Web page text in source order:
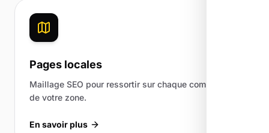
Pages locales
Maillage SEO pour ressortir sur chaque commune
de votre zone.
En savoir plus